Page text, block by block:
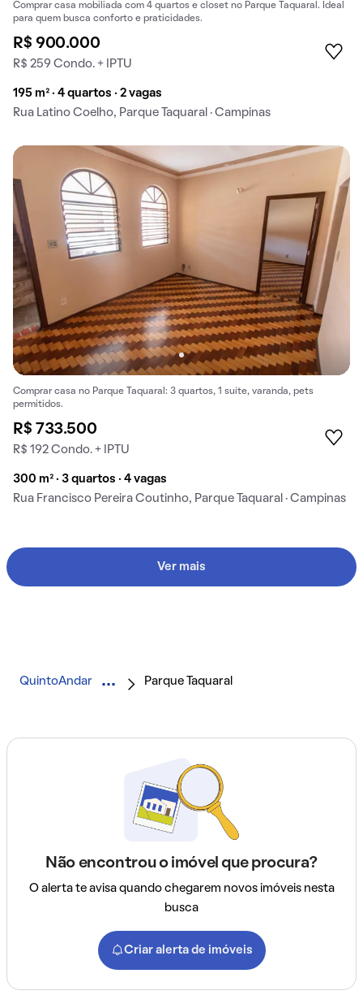
Comprar casa mobiliada com 4 quartos e closet no Parque Taquaral. Ideal
para quem busca conforto e praticidades.
R$ 900.000
R$ 259 Condo. + IPTU
195 m² · 4 quartos · 2 vagas
Rua Latino Coelho, Parque Taquaral · Campinas
Comprar casa no Parque Taquaral: 3 quartos, 1 suíte, varanda, pets
permitidos.
R$ 733.500
R$ 192 Condo. + IPTU
300 m² · 3 quartos · 4 vagas
Rua Francisco Pereira Coutinho, Parque Taquaral · Campinas
Ver mais
QuintoAndar Parque Taquaral
Não encontrou o imóvel que procura?
O alerta te avisa quando chegarem novos imóveis nesta
busca
Criar alerta de imóveis